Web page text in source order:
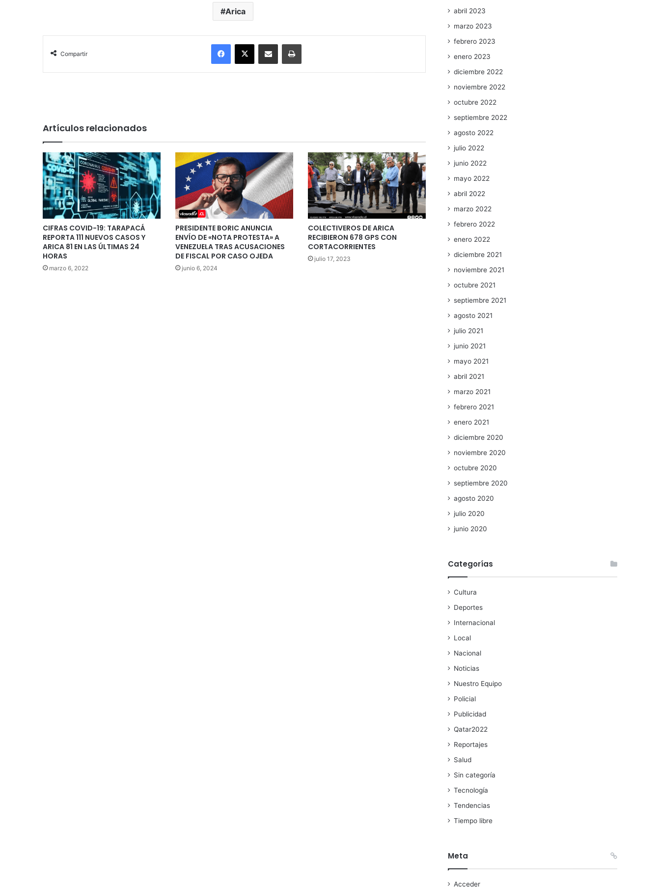
Arica
Compartir
Facebook
X Enviar vía email Imprimir
Artículos relacionados
CIFRAS COVID-19: TARAPACÁ
REPORTA 111 NUEVOS CASOS Y
ARICA 81 EN LAS ÚLTIMAS 24
HORAS
marzo 6, 2022
PRESIDENTE BORIC ANUNCIA
ENVÍO DE «NOTA PROTESTA» A
VENEZUELA TRAS ACUSACIONES
DE FISCAL POR CASO OJEDA
junio 6, 2024
COLECTIVEROS DE ARICA
RECIBIERON 678 GPS CON
CORTACORRIENTES
julio 17, 2023
abril 2023
marzo 2023
febrero 2023
enero 2023
diciembre 2022
noviembre 2022
octubre 2022
septiembre 2022
agosto 2022
julio 2022
junio 2022
mayo 2022
abril 2022
marzo 2022
febrero 2022
enero 2022
diciembre 2021
noviembre 2021
octubre 2021
septiembre 2021
agosto 2021
julio 2021
junio 2021
mayo 2021
abril 2021
marzo 2021
febrero 2021
enero 2021
diciembre 2020
noviembre 2020
octubre 2020
septiembre 2020
agosto 2020
julio 2020
junio 2020
Categorías
Cultura
Deportes
Internacional
Local
Nacional
Noticias
Nuestro Equipo
Policial
Publicidad
Qatar2022
Reportajes
Salud
Sin categoría
Tecnología
Tendencias
Tiempo libre
Meta
Acceder